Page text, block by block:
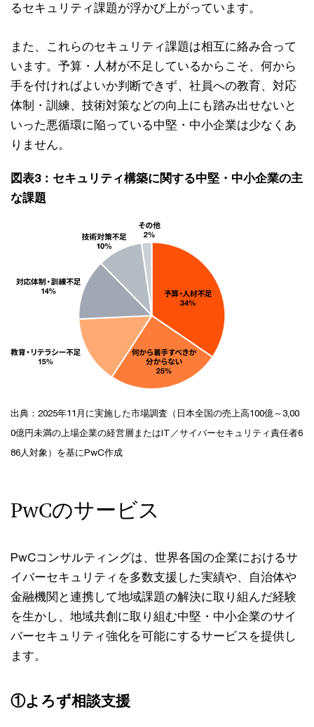
るセキュリティ課題が浮かび上がっています。
また、これらのセキュリティ課題は相互に絡み合って
います。予算・人材が不足しているからこそ、何から
手を付ければよいか判断できず、社員への教育、対応
体制・訓練、技術対策などの向上にも踏み出せないと
いった悪循環に陥っている中堅・中小企業は少なくあ
りません。
図表3：セキュリティ構築に関する中堅・中小企業の主
な課題
出典：2025年11月に実施した市場調査（日本全国の売上高100億～3,00
0億円未満の上場企業の経営層またはIT／サイバーセキュリティ責任者6
86人対象）を基にPwC作成
PwCのサービス
PwCコンサルティングは、世界各国の企業におけるサ
イバーセキュリティを多数支援した実績や、自治体や
金融機関と連携して地域課題の解決に取り組んだ経験
を生かし、地域共創に取り組む中堅・中小企業のサイ
バーセキュリティ強化を可能にするサービスを提供し
ます。
①よろず相談支援